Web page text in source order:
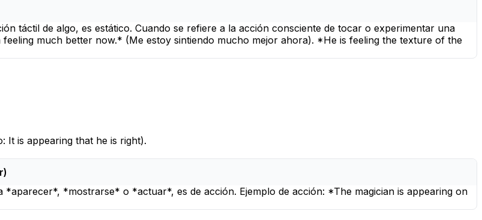
táctil de algo, es estático. Cuando se refiere a la acción consciente de tocar o experimentar una
much better now.* (Me estoy sintiendo mucho mejor ahora). *He is feeling the texture of the
It is appearing that he is right).
*mostrarse* o *actuar*, es de acción. Ejemplo de acción: *The magician is appearing on